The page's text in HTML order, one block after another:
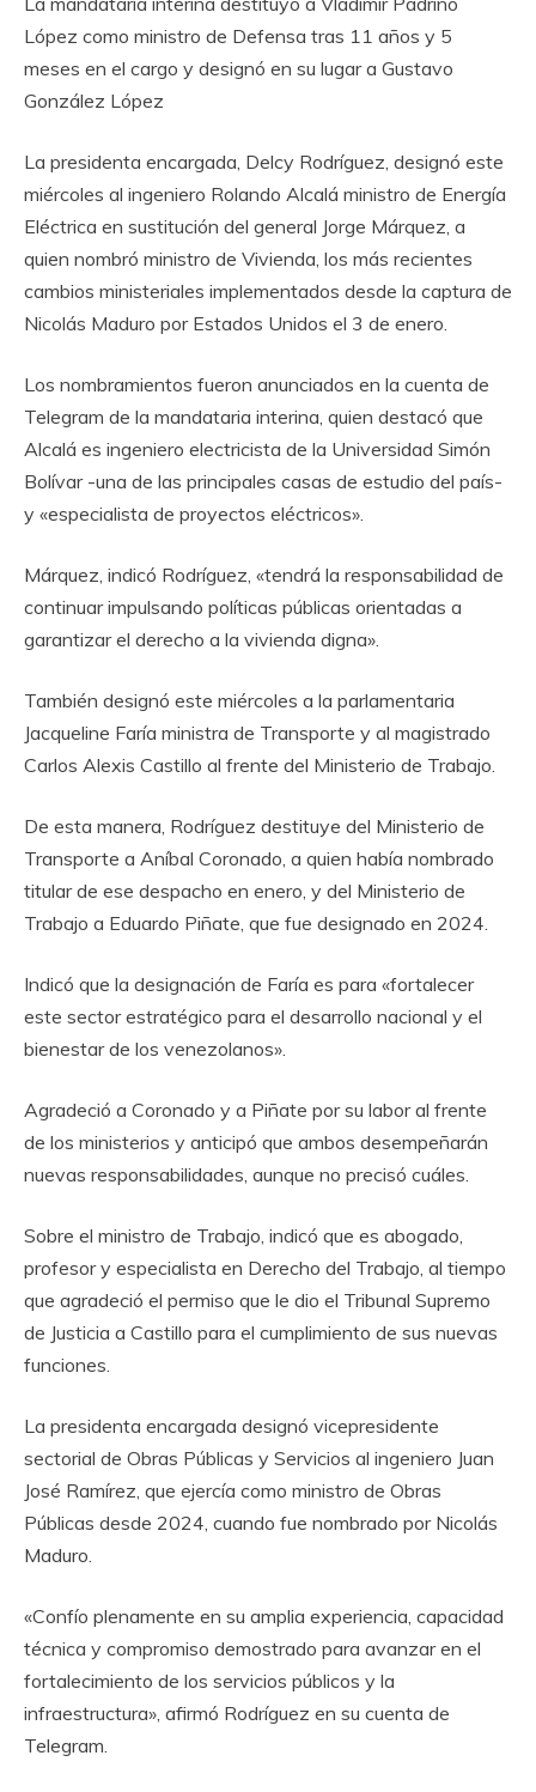
López como ministro de Defensa tras 11 años y 5
meses en el cargo y designó en su lugar a Gustavo
González López
La presidenta encargada, Delcy Rodríguez, designó este
miércoles al ingeniero Rolando Alcalá ministro de Energía
Eléctrica en sustitución del general Jorge Márquez, a
quien nombró ministro de Vivienda, los más recientes
cambios ministeriales implementados desde la captura de
Nicolás Maduro por Estados Unidos el 3 de enero.
Los nombramientos fueron anunciados en la cuenta de
Telegram de la mandataria interina, quien destacó que
Alcalá es ingeniero electricista de la Universidad Simón
Bolívar -una de las principales casas de estudio del país-
y «especialista de proyectos eléctricos».
Márquez, indicó Rodríguez, «tendrá la responsabilidad de
continuar impulsando políticas públicas orientadas a
garantizar el derecho a la vivienda digna».
También designó este miércoles a la parlamentaria
Jacqueline Faría ministra de Transporte y al magistrado
Carlos Alexis Castillo al frente del Ministerio de Trabajo.
De esta manera, Rodríguez destituye del Ministerio de
Transporte a Aníbal Coronado, a quien había nombrado
titular de ese despacho en enero, y del Ministerio de
Trabajo a Eduardo Piñate, que fue designado en 2024.
Indicó que la designación de Faría es para «fortalecer
este sector estratégico para el desarrollo nacional y el
bienestar de los venezolanos».
Agradeció a Coronado y a Piñate por su labor al frente
de los ministerios y anticipó que ambos desempeñarán
nuevas responsabilidades, aunque no precisó cuáles.
Sobre el ministro de Trabajo, indicó que es abogado,
profesor y especialista en Derecho del Trabajo, al tiempo
que agradeció el permiso que le dio el Tribunal Supremo
de Justicia a Castillo para el cumplimiento de sus nuevas
funciones.
La presidenta encargada designó vicepresidente
sectorial de Obras Públicas y Servicios al ingeniero Juan
José Ramírez, que ejercía como ministro de Obras
Públicas desde 2024, cuando fue nombrado por Nicolás
Maduro.
«Confío plenamente en su amplia experiencia, capacidad
técnica y compromiso demostrado para avanzar en el
fortalecimiento de los servicios públicos y la
infraestructura», afirmó Rodríguez en su cuenta de
Telegram.